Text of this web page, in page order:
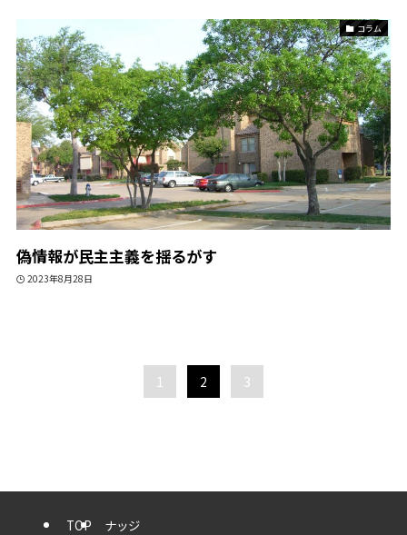
コラム
偽情報が民主主義を揺るがす
2023年8月28日
1 2 3
TOP ナッジ